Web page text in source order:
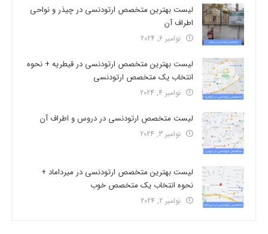
لیست بهترین متخصص ارتودنسی در چیذر و نواحی
اطراف آن
نوامبر 6, 2024
لیست بهترین متخصص ارتودنسی در قیطریه + نحوه
انتخاب یک متخصص ارتودنسی
نوامبر 4, 2024
لیست متخصص ارتودنسی در دروس و اطراف آن
نوامبر 3, 2024
لیست بهترین متخصص ارتودنسی در میرداماد +
نحوه انتخاب یک متخصص خوب
نوامبر 2, 2024